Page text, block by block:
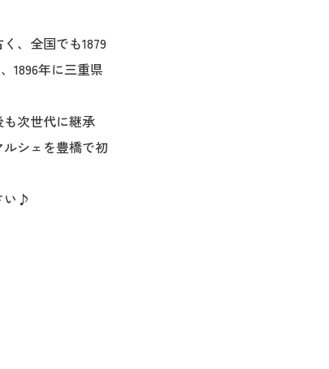
、全国でも1879
1896年に三重県
次世代に継承
シェを豊橋で初
い♪